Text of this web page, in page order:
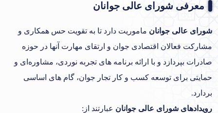
معرفی شورای عالی جوانان
شورای عالی جوانان ماموریت دارد تا به تقویت حس همکاری و
مشارکت فعالان اقتصادی جوان و ارتقای مهارت آنها در حوزه
صادرات بپردازد و با ارائه برنامه های تجربه نوردی، مشاوره‌ای و
حمایتی برای توسعه کسب و کار تجار جوان، گام های اساسی
بردارد.
رویدادهای شورای عالی جوانان عبارتند از: